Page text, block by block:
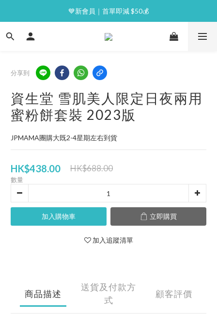
⭐逢星期一malluxe day｜7%購物金回贈
💙新會員｜首單即減 $50💰
⭐逢星期一malluxe day｜7%購物金回贈
分享到
資生堂 雪肌美人限定日夜兩用
蜜粉餅套裝 2023版
JPMAMA團購大既2-4星期左右到貨
HK$438.00 HK$688.00
數量
加入購物車 立即購買
加入追蹤清單
商品描述
送貨及付款方
式
顧客評價